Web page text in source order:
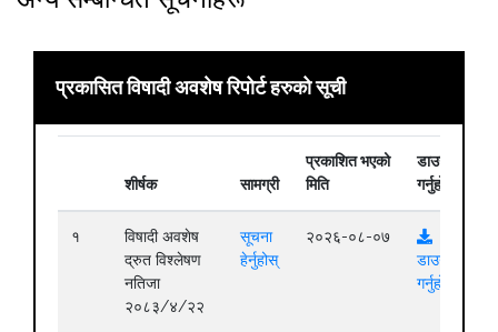
प्रकासित विषादी अवशेष रिपोर्ट हरुको सूची
शीर्षक सामग्री
प्रकाशित भएको
मिति
डाउनलोड
गर्नुहोस्
१
विषादी अवशेष
द्रुत विश्लेषण
नतिजा
२०८३/४/२२
सूचना
हेर्नुहोस्
२०२६-०८-०७
डाउनलोड
गर्नुहोस्